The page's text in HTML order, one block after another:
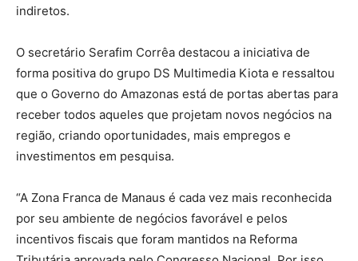
indiretos.
O secretário Serafim Corrêa destacou a iniciativa de
forma positiva do grupo DS Multimedia Kiota e ressaltou
que o Governo do Amazonas está de portas abertas para
receber todos aqueles que projetam novos negócios na
região, criando oportunidades, mais empregos e
investimentos em pesquisa.
“A Zona Franca de Manaus é cada vez mais reconhecida
por seu ambiente de negócios favorável e pelos
incentivos fiscais que foram mantidos na Reforma